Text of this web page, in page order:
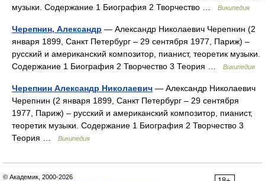
музыки. Содержание 1 Биография 2 Творчество …
Википедия
Черепнин, Александр — Александр Николаевич Черепнин (2
января 1899, Санкт Петербург – 29 сентября 1977, Париж) –
русский и американский композитор, пианист, теоретик музыки.
Содержание 1 Биография 2 Творчество 3 Теория …
Википедия
Черепнин Александр Николаевич — Александр Николаевич
Черепнин (2 января 1899, Санкт Петербург – 29 сентября
1977, Париж) – русский и американский композитор, пианист,
теоретик музыки. Содержание 1 Биография 2 Творчество 3
Теория …
Википедия
© Академик, 2000-2026